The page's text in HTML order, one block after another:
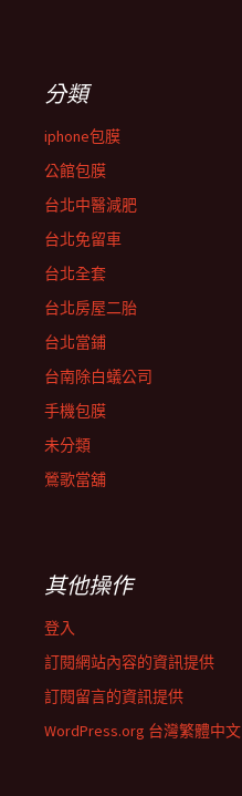
分類
iphone包膜
公館包膜
台北中醫減肥
台北免留車
台北全套
台北房屋二胎
台北當鋪
台南除白蟻公司
手機包膜
未分類
鶯歌當舖
其他操作
登入
訂閱網站內容的資訊提供
訂閱留言的資訊提供
WordPress.org 台灣繁體中文